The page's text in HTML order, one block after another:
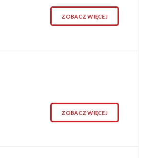
ZOBACZ WIĘCEJ
ZOBACZ WIĘCEJ